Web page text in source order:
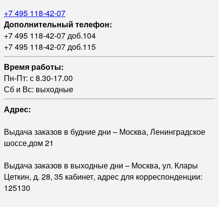
+7 495 118-42-07
Дополнительный телефон:
+7 495 118-42-07 доб.104
+7 495 118-42-07 доб.115
Время работы:
Пн-Пт: с 8.30-17.00
Сб и Вс: выходные
Адрес:
Выдача заказов в будние дни – Москва, Ленинградское
шоссе,дом 21
Выдача заказов в выходные дни – Москва, ул. Клары
Цеткин, д. 28, 35 кабинет, адрес для корреспонденции:
125130